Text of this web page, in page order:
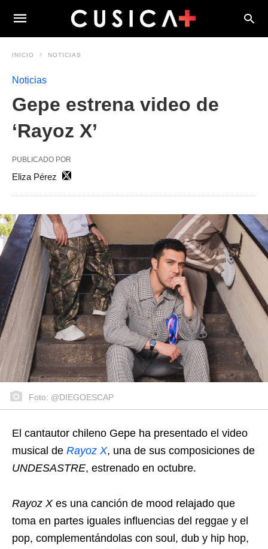
INICIO NOTICIAS
Noticias
Gepe estrena video de
‘Rayoz X’
PUBLICADO POR
Eliza Pérez
Foto: @DIEGOESCAP
El cantautor chileno Gepe ha presentado el video
musical de Rayoz X, una de sus composiciones de
UNDESASTRE, estrenado en octubre.
Rayoz Xes una canción de mood relajado que
toma en partes iguales influencias del reggae y el
pop, complementándolas con soul, dub y hip hop,